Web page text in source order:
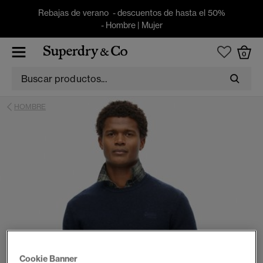
Rebajas de verano - descuentos de hasta el 50%
- Hombre| Mujer
0
HOMBRE
Cookie Banner